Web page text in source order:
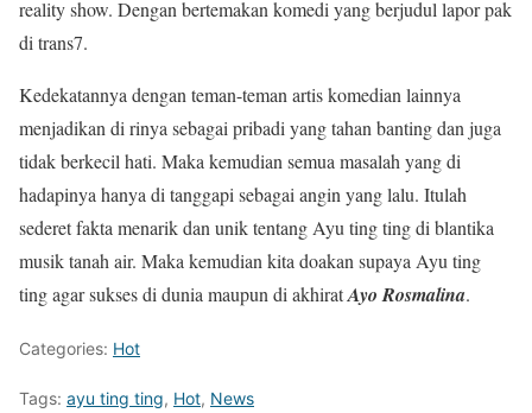
reality show. Dengan bertemakan komedi yang berjudul lapor pak
di trans7.
Kedekatannya dengan teman-teman artis komedian lainnya
menjadikan di rinya sebagai pribadi yang tahan banting dan juga
tidak berkecil hati. Maka kemudian semua masalah yang di
hadapinya hanya di tanggapi sebagai angin yang lalu. Itulah
sederet fakta menarik dan unik tentang Ayu ting ting di blantika
musik tanah air. Maka kemudian kita doakan supaya Ayu ting
ting agar sukses di dunia maupun di akhiratAyo Rosmalina.
Categories: Hot
Tags: ayu ting ting, Hot, News